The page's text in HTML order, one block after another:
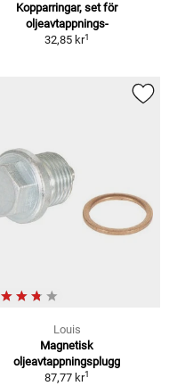
Kopparringar, set för
oljeavtappnings-
32,85 kr1
Louis
Magnetisk
oljeavtappningsplugg
87,77 kr1